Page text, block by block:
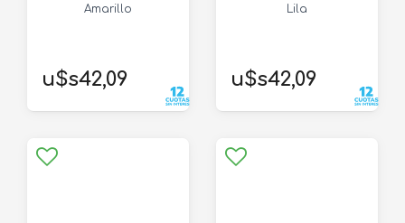
Amarillo
u$s42,09
Lila
u$s42,09